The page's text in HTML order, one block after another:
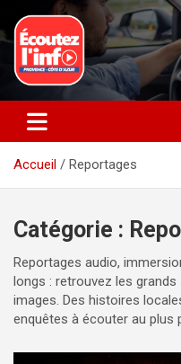
au
contenu
Ecoutez l’info
La radio du quotidien
Accueil Reportages
Catégorie :
Reportages audio,
longs : retrouvez les grands
images. Des histoires
enquêtes à écouter au plus